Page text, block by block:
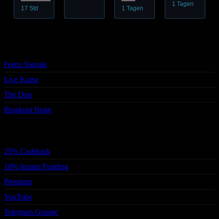
17 Std 1 Tagen
1 Tagen
Forex Signale
Live Kurse
The Don
Breakout Brain
25% Cashback
10% Instant Funding
Premium
YouTube
Telegram Gruppe